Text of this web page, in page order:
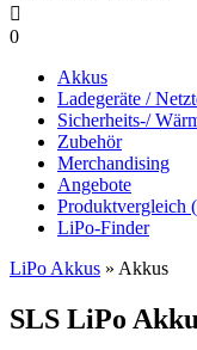

0
Akkus
Ladegeräte /
Sicherheits-/
Zubehör
Merchandising
Angebote
Produktvergleich (
LiPo-Finder
LiPo Akkus » Akkus
SLS LiPo